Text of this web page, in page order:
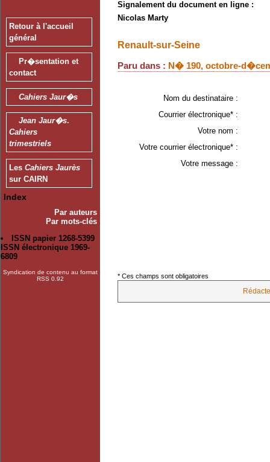
Retour à l'accueil
général
Pr�sentation et
contact
Cahiers Jaur�s
Jean Jaur�s.
Cahiers
trimestriels
Les Cahiers Jaurès
sur CAIRN
Index
Par auteurs
Par mots-clés
ISSN papier 1268-5399
ISSN électronique 1969-
6809
Syndication de contenu au format
RSS 0.92
Signalement du document en ligne :
Nicolas Marty
Renault-sur-Seine
Paru dans : N� 190, octobre-
Nom du destinataire :
Courrier électronique* :
Votre nom :
Votre courrier électronique* :
Votre message :
* Ces champs sont obligatoires